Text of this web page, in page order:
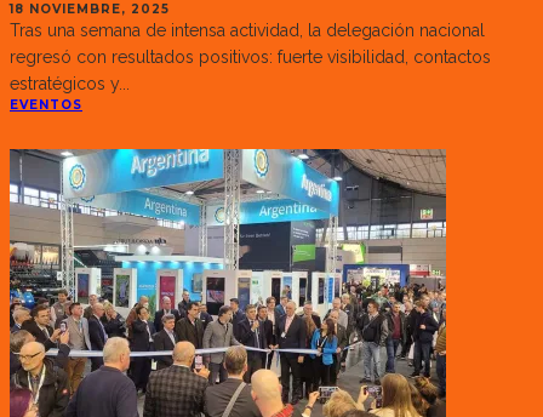
18 NOVIEMBRE, 2025
Tras una semana de intensa actividad, la delegación nacional
regresó con resultados positivos: fuerte visibilidad, contactos
estratégicos y...
EVENTOS